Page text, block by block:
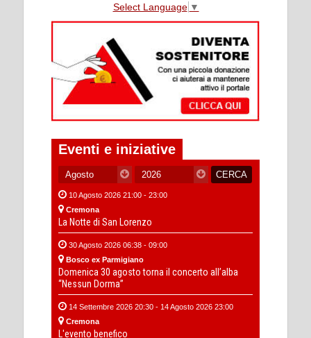
Select Language ▼
Eventi e iniziative
10 Agosto 2026 21:00 - 23:00
Cremona
La Notte di San Lorenzo
30 Agosto 2026 06:38 - 09:00
Bosco ex Parmigiano
Domenica 30 agosto torna il concerto all’alba
“Nessun Dorma”
14 Settembre 2026 20:30 - 14 Agosto 2026 23:00
Cremona
L'evento benefico